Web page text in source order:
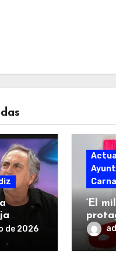
‘El
de 2026
‘El